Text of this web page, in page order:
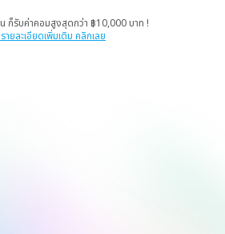
น ก็รับค่าคอมสูงสุดกว่า ฿10,000 บาท !
ายละเอียดเพิ่มเติม คลิกเลย